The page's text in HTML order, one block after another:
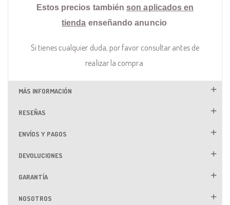
Estos precios también son aplicados en
tienda enseñando anuncio
Si tienes cualquier duda, por favor consultar antes de
realizar la compra
MÁS INFORMACIÓN
RESEÑAS
ENVÍOS Y PAGOS
DEVOLUCIONES
GARANTÍA
NOSOTROS